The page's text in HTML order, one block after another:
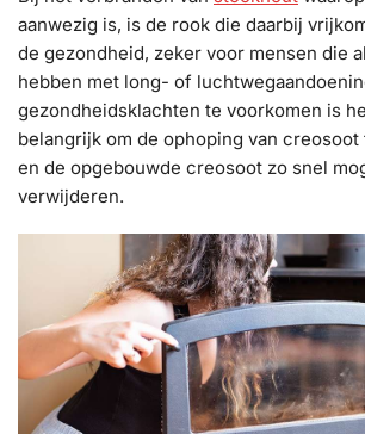
aanwezig is, is de rook die daarbij
de gezondheid, zeker voor mensen die
hebben met long- of
gezondheidsklachten te voorkomen is
belangrijk om de ophoping van
en de opgebouwde creosoot zo snel
verwijderen.